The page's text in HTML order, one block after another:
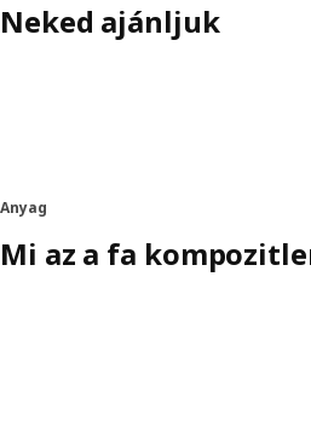
Neked ajánljuk
Anyag
Mi az a fa